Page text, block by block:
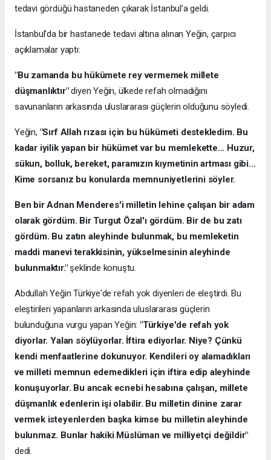
tedavi gördüğü hastaneden çıkarak İstanbul’a geldi.
İstanbul’da bir hastanede tedavi altına alınan Yeğin, çarpıcı
açıklamalar yaptı:
"Bu zamanda bu hükümete rey vermemek millete
düşmanlıktır"diyen Yeğin, ülkede refah olmadığını
savunanların arkasında uluslararası güçlerin olduğunu söyledi.
Yeğin, "Sırf Allah rızası için bu hükümeti destekledim. Bu
kadar iyilik yapan bir hükümet var bu memlekette... Huzur,
sükun, bolluk, bereket, paramızın kıymetinin artması gibi...
Kime sorsanız bu konularda memnuniyetlerini söyler.
Ben bir Adnan Menderes'i milletin lehine çalışan bir adam
olarak gördüm. Bir Turgut Özal'ı gördüm. Bir de bu zatı
gördüm. Bu zatın aleyhinde bulunmak, bu memleketin
maddi manevi terakkisinin, yükselmesinin aleyhinde
bulunmaktır."şeklinde konuştu.
Abdullah Yeğin Türkiye'de refah yok diyenleri de eleştirdi. Bu
eleştirileri yapanların arkasında uluslararası güçlerin
bulunduğuna vurgu yapan Yeğin:"Türkiye'de refah yok
diyorlar. Yalan söylüyorlar. İftira ediyorlar. Niye? Çünkü
kendi menfaatlerine dokunuyor. Kendileri oy alamadıkları
ve milleti memnun edemedikleri için iftira edip aleyhinde
konuşuyorlar. Bu ancak ecnebi hesabına çalışan, millete
düşmanlık edenlerin işi olabilir. Bu milletin dinine zarar
vermek isteyenlerden başka kimse bu milletin aleyhinde
bulunmaz. Bunlar hakiki Müslüman ve milliyetçi değildir"
dedi.